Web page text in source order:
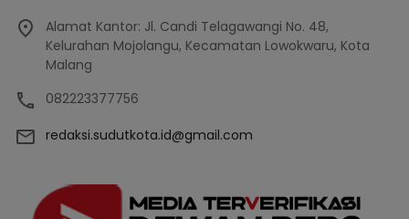
Alamat Kantor: Jl. Candi Telagawangi No. 48,
Kelurahan Mojolangu, Kecamatan Lowokwaru, Kota
Malang
082223377756
redaksi.sudutkota.id@gmail.com